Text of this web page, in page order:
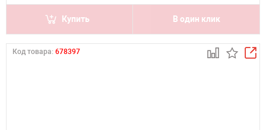
Купить В один клик
Код товара: 678397